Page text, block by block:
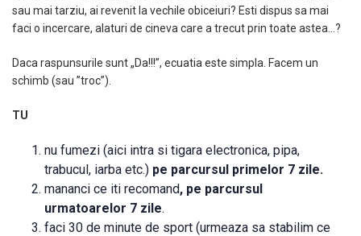
sau mai tarziu, ai revenit la vechile obiceiuri? Esti dispus sa mai
faci o incercare, alaturi de cineva care a trecut prin toate astea…?
Daca raspunsurile sunt „Da!!!”, ecuatia este simpla. Facem un
schimb (sau ”troc”).
TU
nu fumezi (aici intra si tigara electronica, pipa,
trabucul, iarba etc.) pe parcursul primelor 7 zile.
mananci ce iti recomand, pe parcursul
urmatoarelor 7 zile.
faci 30 de minute de sport (urmeaza sa stabilim ce